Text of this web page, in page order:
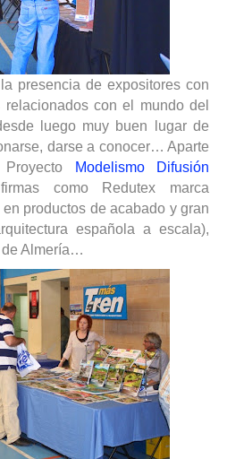
presencia de expositores con
con el mundo del
luego muy buen lugar de
darse a conocer… Aparte
Modelismo Difusión
como Redutex marca
productos de acabado y gran
española a escala),
de Almería…